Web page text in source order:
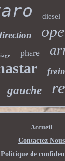
diesel
phare
frein
gauche
Accueil
Contactez Nous
Politique de